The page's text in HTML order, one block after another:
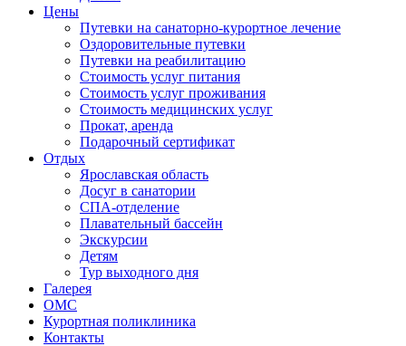
Цены
Путевки на санаторно-курортное лечение
Оздоровительные путевки
Путевки на реабилитацию
Стоимость услуг питания
Стоимость услуг проживания
Стоимость медицинских услуг
Прокат, аренда
Подарочный сертификат
Отдых
Ярославская область
Досуг в санатории
СПА-отделение
Плавательный бассейн
Экскурсии
Детям
Тур выходного дня
Галерея
ОМС
Курортная поликлиника
Контакты